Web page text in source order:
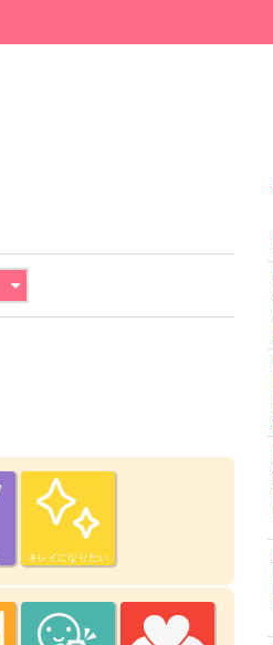
キレイになりたい